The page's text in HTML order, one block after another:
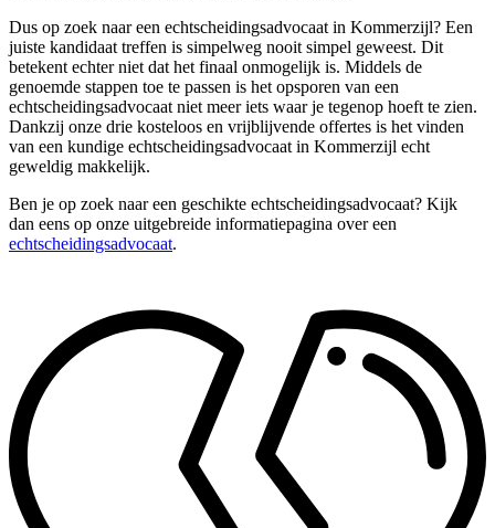
Dus op zoek naar een echtscheidingsadvocaat in Kommerzijl? Een
juiste kandidaat treffen is simpelweg nooit simpel geweest. Dit
betekent echter niet dat het finaal onmogelijk is. Middels de
genoemde stappen toe te passen is het opsporen van een
echtscheidingsadvocaat niet meer iets waar je tegenop hoeft te zien.
Dankzij onze drie kosteloos en vrijblijvende offertes is het vinden
van een kundige echtscheidingsadvocaat in Kommerzijl echt
geweldig makkelijk.
Ben je op zoek naar een geschikte echtscheidingsadvocaat? Kijk
dan eens op onze uitgebreide informatiepagina over een
echtscheidingsadvocaat.